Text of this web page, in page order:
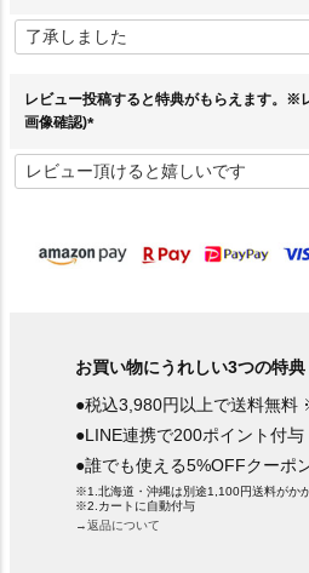
レビュー投稿すると特典がもらえます。※
画像確認)
必
須
お買い物にうれしい3つの特典
●税込3,980円以上で送料無料
●LINE連携で200ポイント付与
●誰でも使える5%OFFクーポ
※1.北海道・沖縄は別途1,100円送料がか
※2.カートに自動付与
→返品について